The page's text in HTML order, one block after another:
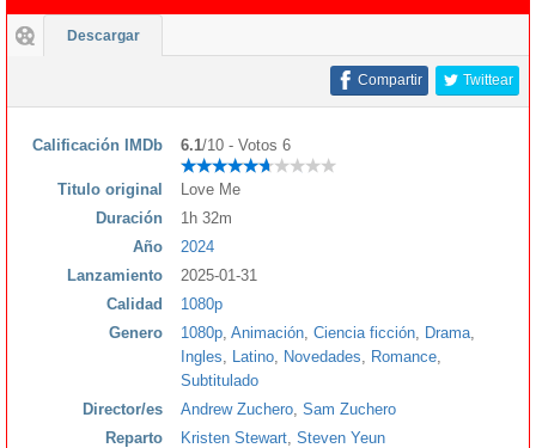
Descargar
Twittear
Compartir
Calificación IMDb 6.1/10 - Votos 6
Titulo original
Love Me
Duración
1h 32m
Año
2024
Lanzamiento
2025-01-31
Calidad
1080p
Genero
1080p Animación Ciencia ficción Drama
Ingles
Latino Novedades Romance
Subtitulado
Director/es
Andrew Zuchero Sam Zuchero
Reparto
Kristen Stewart Steven Yeun